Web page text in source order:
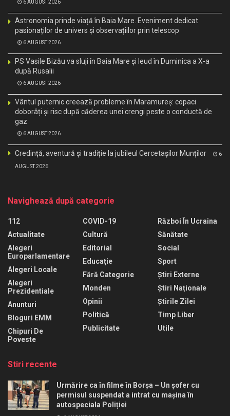
6 AUGUST 2026
Astronomia prinde viață în Baia Mare. Eveniment dedicat
pasionaților de univers și observațiilor prin telescop
6 AUGUST 2026
PS Vasile Bizău va sluji în Baia Mare și Ieud în Duminica a X-a
după Rusalii
6 AUGUST 2026
Vântul puternic creează probleme în Maramureș: copaci
doborâți și risc după căderea unei crengi peste o conductă de
gaz
6 AUGUST 2026
Credință, aventură și tradiție la jubileul Cercetașilor Munților 6
AUGUST 2026
Navighează după categorie
112
Actualitate
Alegeri
Europarlamentare
Alegeri Locale
Alegeri
Prezidentiale
Anunturi
Bloguri EMM
Chipuri De
Poveste
COVID-19
Cultură
Editorial
Educaţie
Fără Categorie
Monden
Opinii
Politică
Publicitate
Război În Ucraina
Sănătate
Social
Sport
Știri Externe
Știri Naționale
Știrile Zilei
Timp Liber
Utile
Stiri recente
Urmărire ca în filme în Borșa – Un șofer cu
permisul suspendat a intrat cu mașina în
autospeciala Poliției